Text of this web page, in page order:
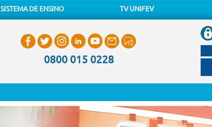
SISTEMA DE ENSINO TV UNIFEV
0800 015 0228